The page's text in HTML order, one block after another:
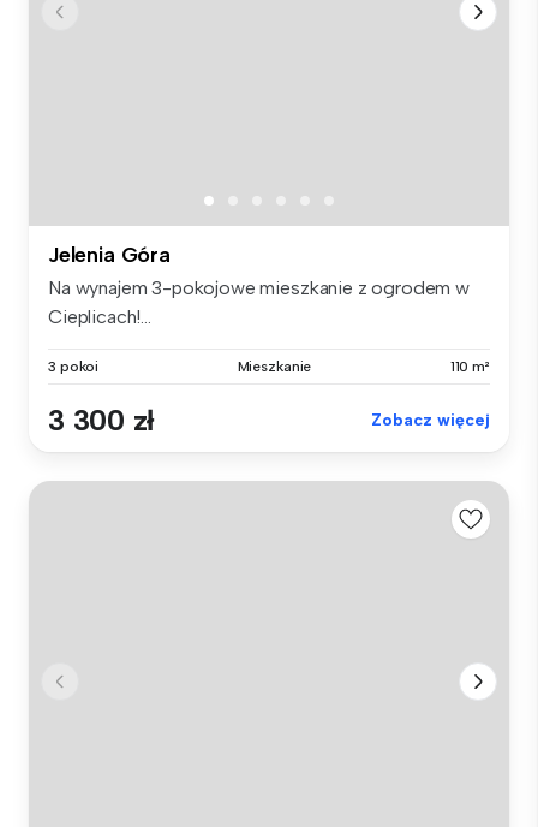
Jelenia Góra
Na wynajem 3-pokojowe mieszkanie z ogrodem w
Cieplicach!...
3 pokoi Mieszkanie 110 m²
3 300 zł Zobacz więcej